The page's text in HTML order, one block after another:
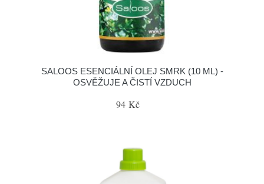
SALOOS ESENCIÁLNÍ OLEJ SMRK (10 ML) -
OSVĚŽUJE A ČISTÍ VZDUCH
94 Kč